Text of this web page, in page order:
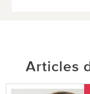
Articles